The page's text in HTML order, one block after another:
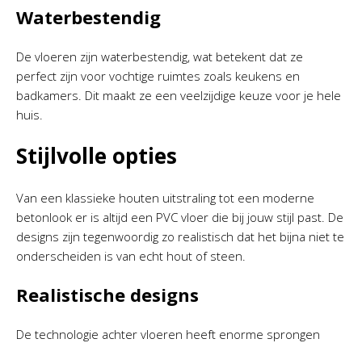
Waterbestendig
De vloeren zijn waterbestendig, wat betekent dat ze
perfect zijn voor vochtige ruimtes zoals keukens en
badkamers. Dit maakt ze een veelzijdige keuze voor je hele
huis.
Stijlvolle opties
Van een klassieke houten uitstraling tot een moderne
betonlook er is altijd een PVC vloer die bij jouw stijl past. De
designs zijn tegenwoordig zo realistisch dat het bijna niet te
onderscheiden is van echt hout of steen.
Realistische designs
De technologie achter vloeren heeft enorme sprongen